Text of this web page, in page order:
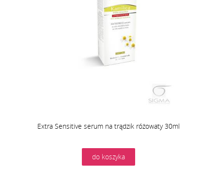
Extra Sensitive serum na trądzik różowaty 30ml
do koszyka